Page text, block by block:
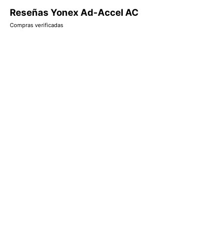
Reseñas Yonex Ad-Accel AC
Compras verificadas